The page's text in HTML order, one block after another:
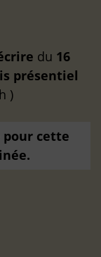
du 16
présentiel
)
pour cette